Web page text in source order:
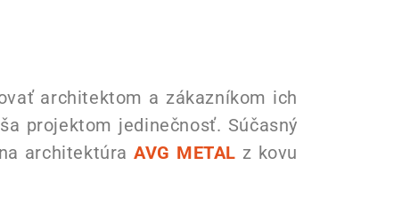
architektom a zákazníkom ich
projektom jedinečnosť. Súčasný
architektúraAVG METAL z kovu